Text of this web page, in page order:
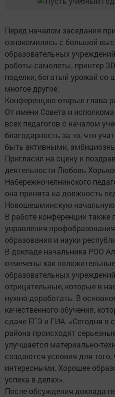
Перед началом заседания
ознакомились с большой
образовательных
роботы-самолеты, принтер
поделки, богатый урожай со
многое другое.
Конференцию открыл глава
От имени Совета и
всех педагогов с началом
благодарность за то, что
быть активными,
Пригласил на сцену и
деятельности Любовь
Набережночелнинского
она принята на должность
Новошешминскую начальную
В работе конференции также
управления
образования и науки
В докладе начальника РОО
отмечены как
образовательных
отрицательные, которые в
нужно доработать. В
качественного обучения,
сдаче ЕГЭ и ГИА. «Сегодня в
района происходят
улучшается материально-
создаются условия для
интересными. Хорошее
успеха в делах».
После обсуждения доклада